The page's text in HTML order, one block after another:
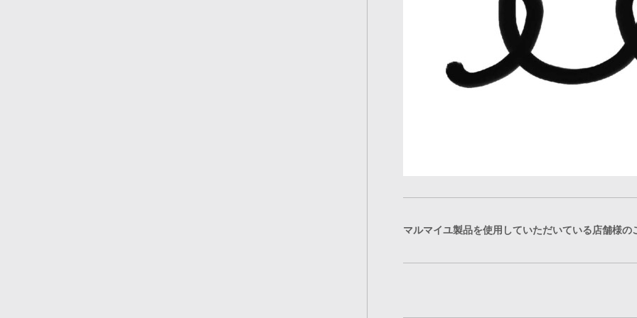
マルマイユ製品を使用していただいている店舗様の